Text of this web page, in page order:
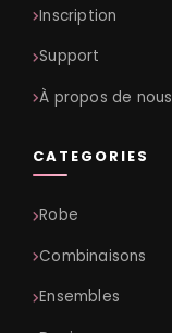
Inscription
Support
À propos de nous
CATEGORIES
Robe
Combinaisons
Ensembles